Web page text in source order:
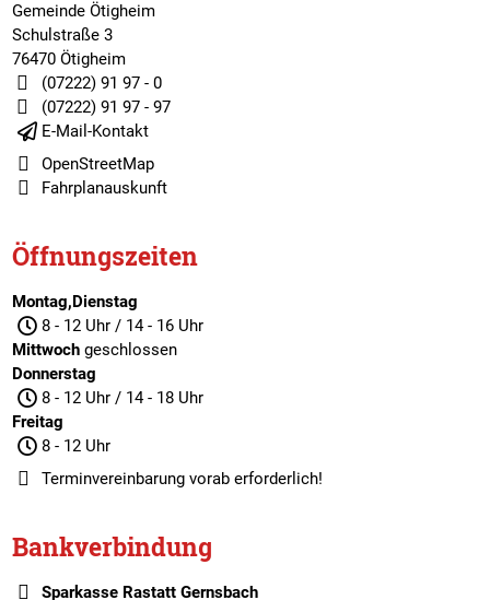
Gemeinde Ötigheim
Schulstraße 3
76470 Ötigheim
(07222) 91 97 - 0
(07222) 91 97 - 97
E-Mail-Kontakt
OpenStreetMap
Fahrplanauskunft
Öffnungszeiten
Montag,Dienstag
8 - 12 Uhr / 14 - 16 Uhr
Mittwochgeschlossen
Donnerstag
8 - 12 Uhr / 14 - 18 Uhr
Freitag
8 - 12 Uhr
Terminvereinbarungvorab erforderlich!
Bankverbindung
Sparkasse Rastatt Gernsbach